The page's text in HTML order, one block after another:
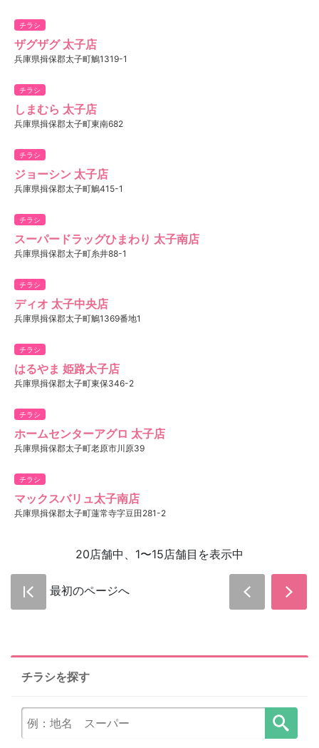
チラシ
ザグザグ 太子店
兵庫県揖保郡太子町鵤1319-1
チラシ
しまむら 太子店
兵庫県揖保郡太子町東南682
チラシ
ジョーシン 太子店
兵庫県揖保郡太子町鵤415-1
チラシ
スーパードラッグひまわり 太子南店
兵庫県揖保郡太子町糸井88-1
チラシ
ディオ 太子中央店
兵庫県揖保郡太子町鵤1369番地1
チラシ
はるやま 姫路太子店
兵庫県揖保郡太子町東保346-2
チラシ
ホームセンターアグロ 太子店
兵庫県揖保郡太子町老原市川原39
チラシ
マックスバリュ太子南店
兵庫県揖保郡太子町蓮常寺字豆田281-2
20店舗中、1〜15店舗目を表示中
最初のページへ
チラシを探す